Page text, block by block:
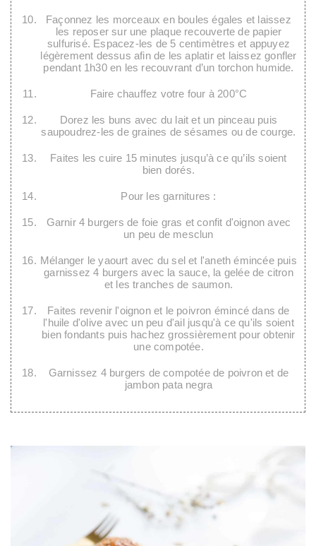
Façonnez les morceaux en boules égales et laissez
les reposer sur une plaque recouverte de papier
sulfurisé. Espacez-les de 5 centimètres et appuyez
légèrement dessus afin de les aplatir et laissez gonfler
pendant 1h30 en les recouvrant d’un torchon humide.
Faire chauffez votre four à 200°C
Dorez les buns avec du lait et un pinceau puis
saupoudrez-les de graines de sésames ou de courge.
Faites les cuire 15 minutes jusqu’à ce qu’ils soient
bien dorés.
Pour les garnitures :
Garnir 4 burgers de foie gras et confit d'oignon avec
un peu de mesclun
Mélanger le yaourt avec du sel et l'aneth émincée puis
garnissez 4 burgers avec la sauce, la gelée de citron
et les tranches de saumon.
Faites revenir l'oignon et le poivron émincé dans de
l'huile d'olive avec un peu d'ail jusqu'à ce qu'ils soient
bien fondants puis hachez grossièrement pour obtenir
une compotée.
Garnissez 4 burgers de compotée de poivron et de
jambon pata negra